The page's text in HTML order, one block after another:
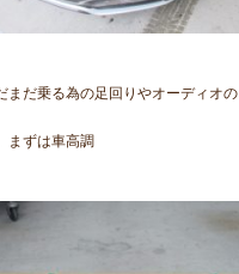
まだ乗る為の足回りやオーディオの
まずは車高調